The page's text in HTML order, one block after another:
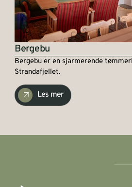
Bergebu
Bergebu er en sjarmerende
Strandafjellet.
Les mer